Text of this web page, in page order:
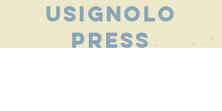
Usignolo
Press